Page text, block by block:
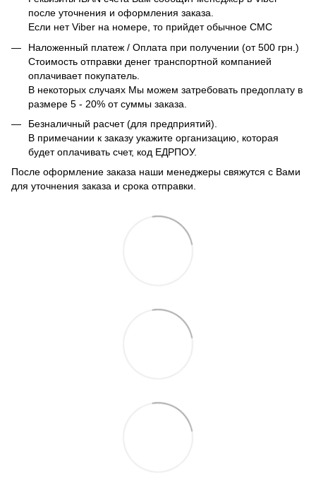
после уточнения и оформления заказа.
Если нет Viber на номере, то прийдет обычное СМС
Наложенный платеж / Оплата при получении (от 500 грн.)
Стоимость отправки денег транспортной компанией
оплачивает покупатель.
В некоторых случаях Мы можем затребовать предоплату в
размере 5 - 20% от суммы заказа.
Безналичный расчет (для предприятий).
В примечании к заказу укажите организацию, которая
будет оплачивать счет, код ЕДРПОУ.
После оформление заказа наши менеджеры свяжутся с Вами
для уточнения заказа и срока отправки.